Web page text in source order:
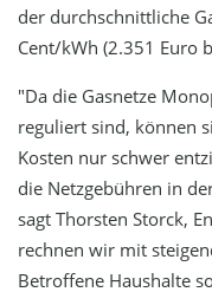
der durchschnittliche
Cent/kWh (2.351 Euro
"Da die Gasnetze
reguliert sind, können
Kosten nur schwer
die Netzgebühren in
sagt Thorsten Storck,
rechnen wir mit
Betroffene Haushalte